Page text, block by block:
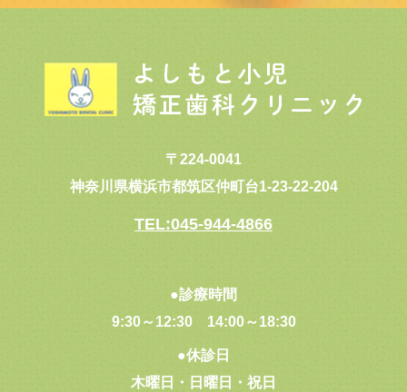
〒224-0041
神奈川県横浜市都筑区仲町台1-23-22-204
TEL:045-944-4866
●診療時間
9:30～12:30 14:00～18:30
●休診日
木曜日・日曜日・祝日